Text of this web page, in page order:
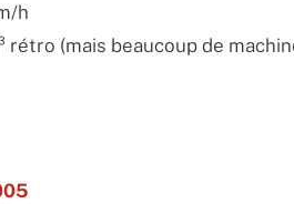
h
rétro (mais beaucoup de